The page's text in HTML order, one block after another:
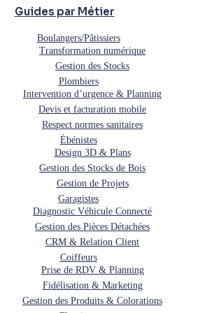
Guides par Métier
Boulangers/Pâtissiers
Transformation numérique
Gestion des Stocks
Plombiers
Intervention d’urgence & Planning
Devis et facturation mobile
Respect normes sanitaires
Ébénistes
Design 3D & Plans
Gestion des Stocks de Bois
Gestion de Projets
Garagistes
Diagnostic Véhicule Connecté
Gestion des Pièces Détachées
CRM & Relation Client
Coiffeurs
Prise de RDV & Planning
Fidélisation & Marketing
Gestion des Produits & Colorations